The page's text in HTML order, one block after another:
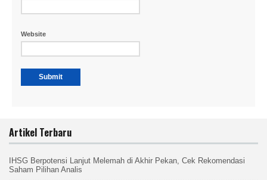
Website
Artikel Terbaru
IHSG Berpotensi Lanjut Melemah di Akhir Pekan, Cek Rekomendasi
Saham Pilihan Analis